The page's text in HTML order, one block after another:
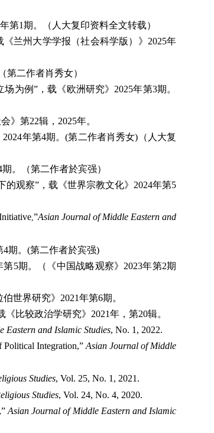
年第1期。（人大复印资料全文转载）
兰州大学学报（社会科学版）》 2025年
第二作者肖秀女）
场为例”，载《欧洲研究》 2025年第3期。
》第22辑， 2025年。
2024年第4期。(第二作者肖秀女) （人大复
期。（第二作者於宾强）
观察”，载《世界宗教文化》 2024年第5
,”Asian Journal of Middle Eastern and
4期。 (第二作者於宾强)
第5期。（《中国战略观察》 2023年第2期
伯世界研究》 2021年第6期。
《比较政治学研究》 2021年，第20辑。
Eastern and Islamic Studies, No. 1, 2022.
Political Integration,” Asian Journal of Middle
Studies, Vol. 25, No. 1, 2021.
Studies, Vol. 24, No. 4, 2020.
Asian Journal of Middle Eastern and Islamic